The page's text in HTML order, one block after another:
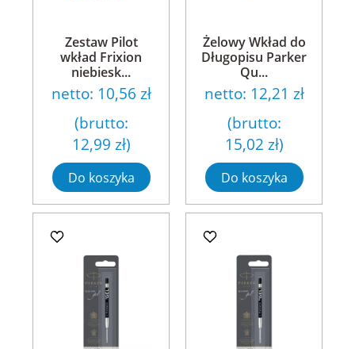
Zestaw Pilot
wkład Frixion
niebiesk...
netto: 10,56 zł
(brutto:
12,99 zł)
Do koszyka
Żelowy Wkład do
Długopisu Parker
Qu...
netto: 12,21 zł
(brutto:
15,02 zł)
Do koszyka